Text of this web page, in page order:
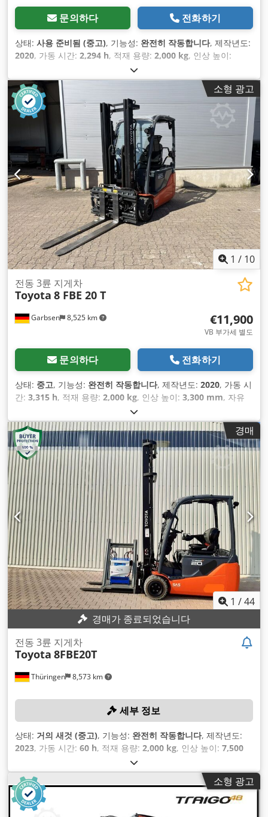
문의하다 전화하기
상태: 사용 준비됨 (중고), 기능성: 완전히 작동합니다, 제작년도:
2020, 가동 시간: 2,294 h, 적재 용량: 2,000 kg, 인상 높이:
, 건설 높이:
량:750 아, 장비:CE 마킹, 사이드시프트,
소형 광고
1 / 10
Garbsen 8,525 km
전동 3륜 지게차
Toyota 8 FBE 20 T
€11,900
VB 부가세 별도
문의하다 전화하기
상태: 중고, 기능성: 완전히 작동합니다, 제작년도: 2020, 가동 시
간: 3,315 h, 적재 용량: 2,000 kg, 인상 높이: 3,300 mm, 자유
, 연료 종류:전기
설 높이:2,150 mm, 포크 길이:1,200 mm, 공차 중량:3,500
kg, 총 길이:1,988 mm, 구동 방식:Elektro, 건설 폭:1,152
mm,
경매
1 /44
경매가 종료되었습니다
Thüringen 8,573 km
전동 3륜 지게차
Toyota 8FBE20T
세부 정보
상태: 거의 새것 (중고), 기능성: 완전히 작동합니다, 제작년도:
2023, 가동 시간: 60 h, 적재 용량: 2,000 kg, 인상 높이: 7,500
, 연료 종류:
리플렉스, 건설 높이:3,200 mm,
소형 광고